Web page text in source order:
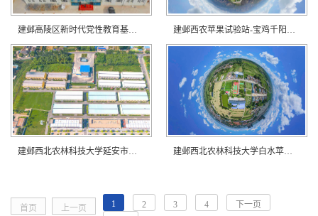
建邺高陵区新时代党性教育基地在线展馆！ 建邺西农苹果试验站-宝鸡千阳县苹果示范基地
建邺西北农林科技大学延安市洛川苹果试验站 建邺西北农林科技大学白水苹果试验示范站
首页 上一页 1 2 3 4
下一页